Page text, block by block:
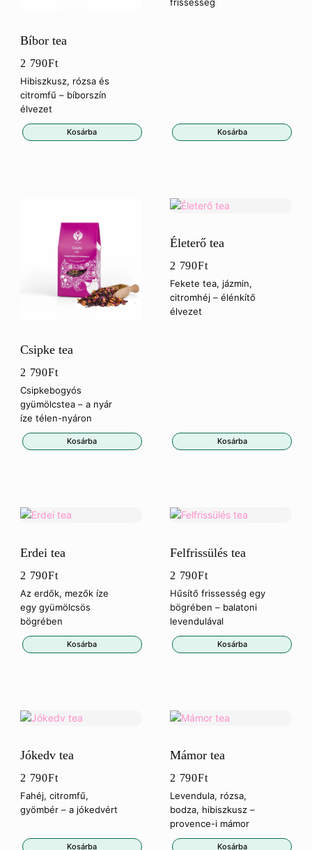
Bíbor tea
2 790Ft
Hibiszkusz, rózsa és
citromfű – bíborszín
élvezet
Kosárba Kosárba
Csipke tea
2 790Ft
Csipkebogyós
gyümölcstea – a nyár
íze télen-nyáron
Kosárba
Életerő tea
2 790Ft
Fekete tea, jázmin,
citromhéj – élénkítő
élvezet
Kosárba
Erdei tea
2 790Ft
Az erdők, mezők íze
egy gyümölcsös
bögrében
Kosárba
Felfrissülés tea
2 790Ft
Hűsítő frissesség egy
bögrében – balatoni
levendulával
Kosárba
Jókedv tea
2 790Ft
Fahéj, citromfű,
gyömbér – a jókedvért
Kosárba
Mámor tea
2 790Ft
Levendula, rózsa,
bodza, hibiszkusz –
provence-i mámor
Kosárba